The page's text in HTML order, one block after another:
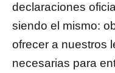
declaraciones
siendo el mismo:
ofrecer a nuestros
necesarias para